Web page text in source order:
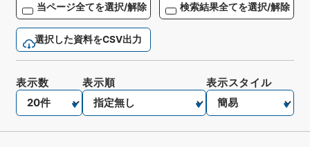
当ページ全てを選択/解除 検索結果全てを選択/解除
選択した資料をCSV出力
表示数 表示順 表示スタイル